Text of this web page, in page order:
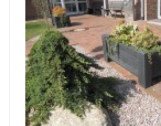
variaties.
Deze
optie
kan
gekozen
worden
op
de